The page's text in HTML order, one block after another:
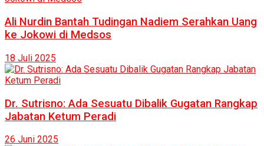
Ali Nurdin Bantah Tudingan Nadiem Serahkan Uang
ke Jokowi di Medsos
18 Juli 2025
Dr. Sutrisno: Ada Sesuatu Dibalik Gugatan Rangkap
Jabatan Ketum Peradi
26 Juni 2025